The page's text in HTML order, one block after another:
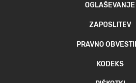
OGLAŠEVANJE
ZAPOSLITEV
PRAVNO
KODEKS